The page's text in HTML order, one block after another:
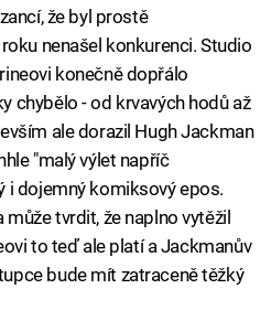
že byl prostě
nenašel konkurenci. Studio
konečně dopřálo
chybělo - od krvavých hodů až
ale dorazil Hugh Jackman
"malý výlet napříč
i dojemný komiksový epos.
tvrdit, že naplno vytěžil
to teď ale platí a Jackmanův
bude mít zatraceně těžký